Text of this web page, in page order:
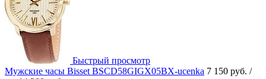
Быстрый просмотр
Мужские часы Bisset BSCD58GIGX05BX-ucenka 7 150 руб. /